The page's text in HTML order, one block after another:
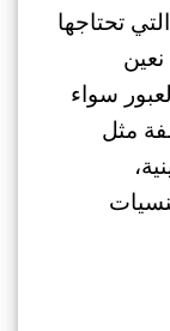
تحتاجها
نعين
سواء
مثل